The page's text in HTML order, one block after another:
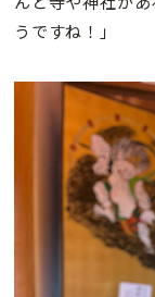
うですね！」